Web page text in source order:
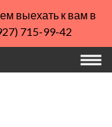
выехать к вам в
715-99-42